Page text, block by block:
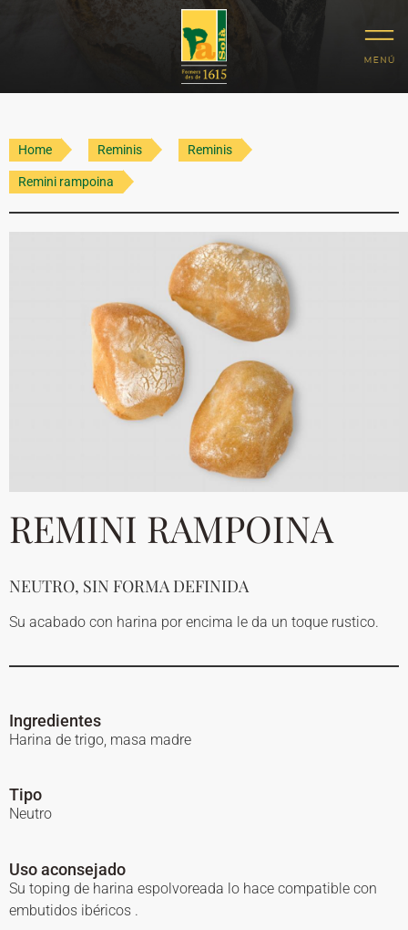
Home Reminis Reminis
Remini rampoina
REMINI RAMPOINA
NEUTRO, SIN FORMA DEFINIDA
Su acabado con harina por encima le da un toque rustico.
Ingredientes
Harina de trigo, masa madre
Tipo
Neutro
Uso aconsejado
Su toping de harina espolvoreada lo hace compatible con
embutidos ibéricos .